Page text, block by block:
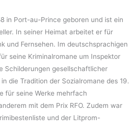
in Port-au-Prince geboren und ist ein
In seiner Heimat arbeitet er für
und Fernsehen. Im deutschsprachigen
seine Kriminalromane um Inspektor
Schilderungen gesellschaftlicher
die Tradition der Sozialromane des 19.
für seine Werke mehrfach
mit dem Prix RFO. Zudem war
und der Litprom-